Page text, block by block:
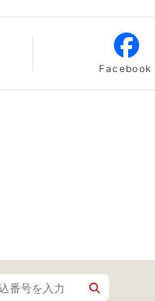
Facebook